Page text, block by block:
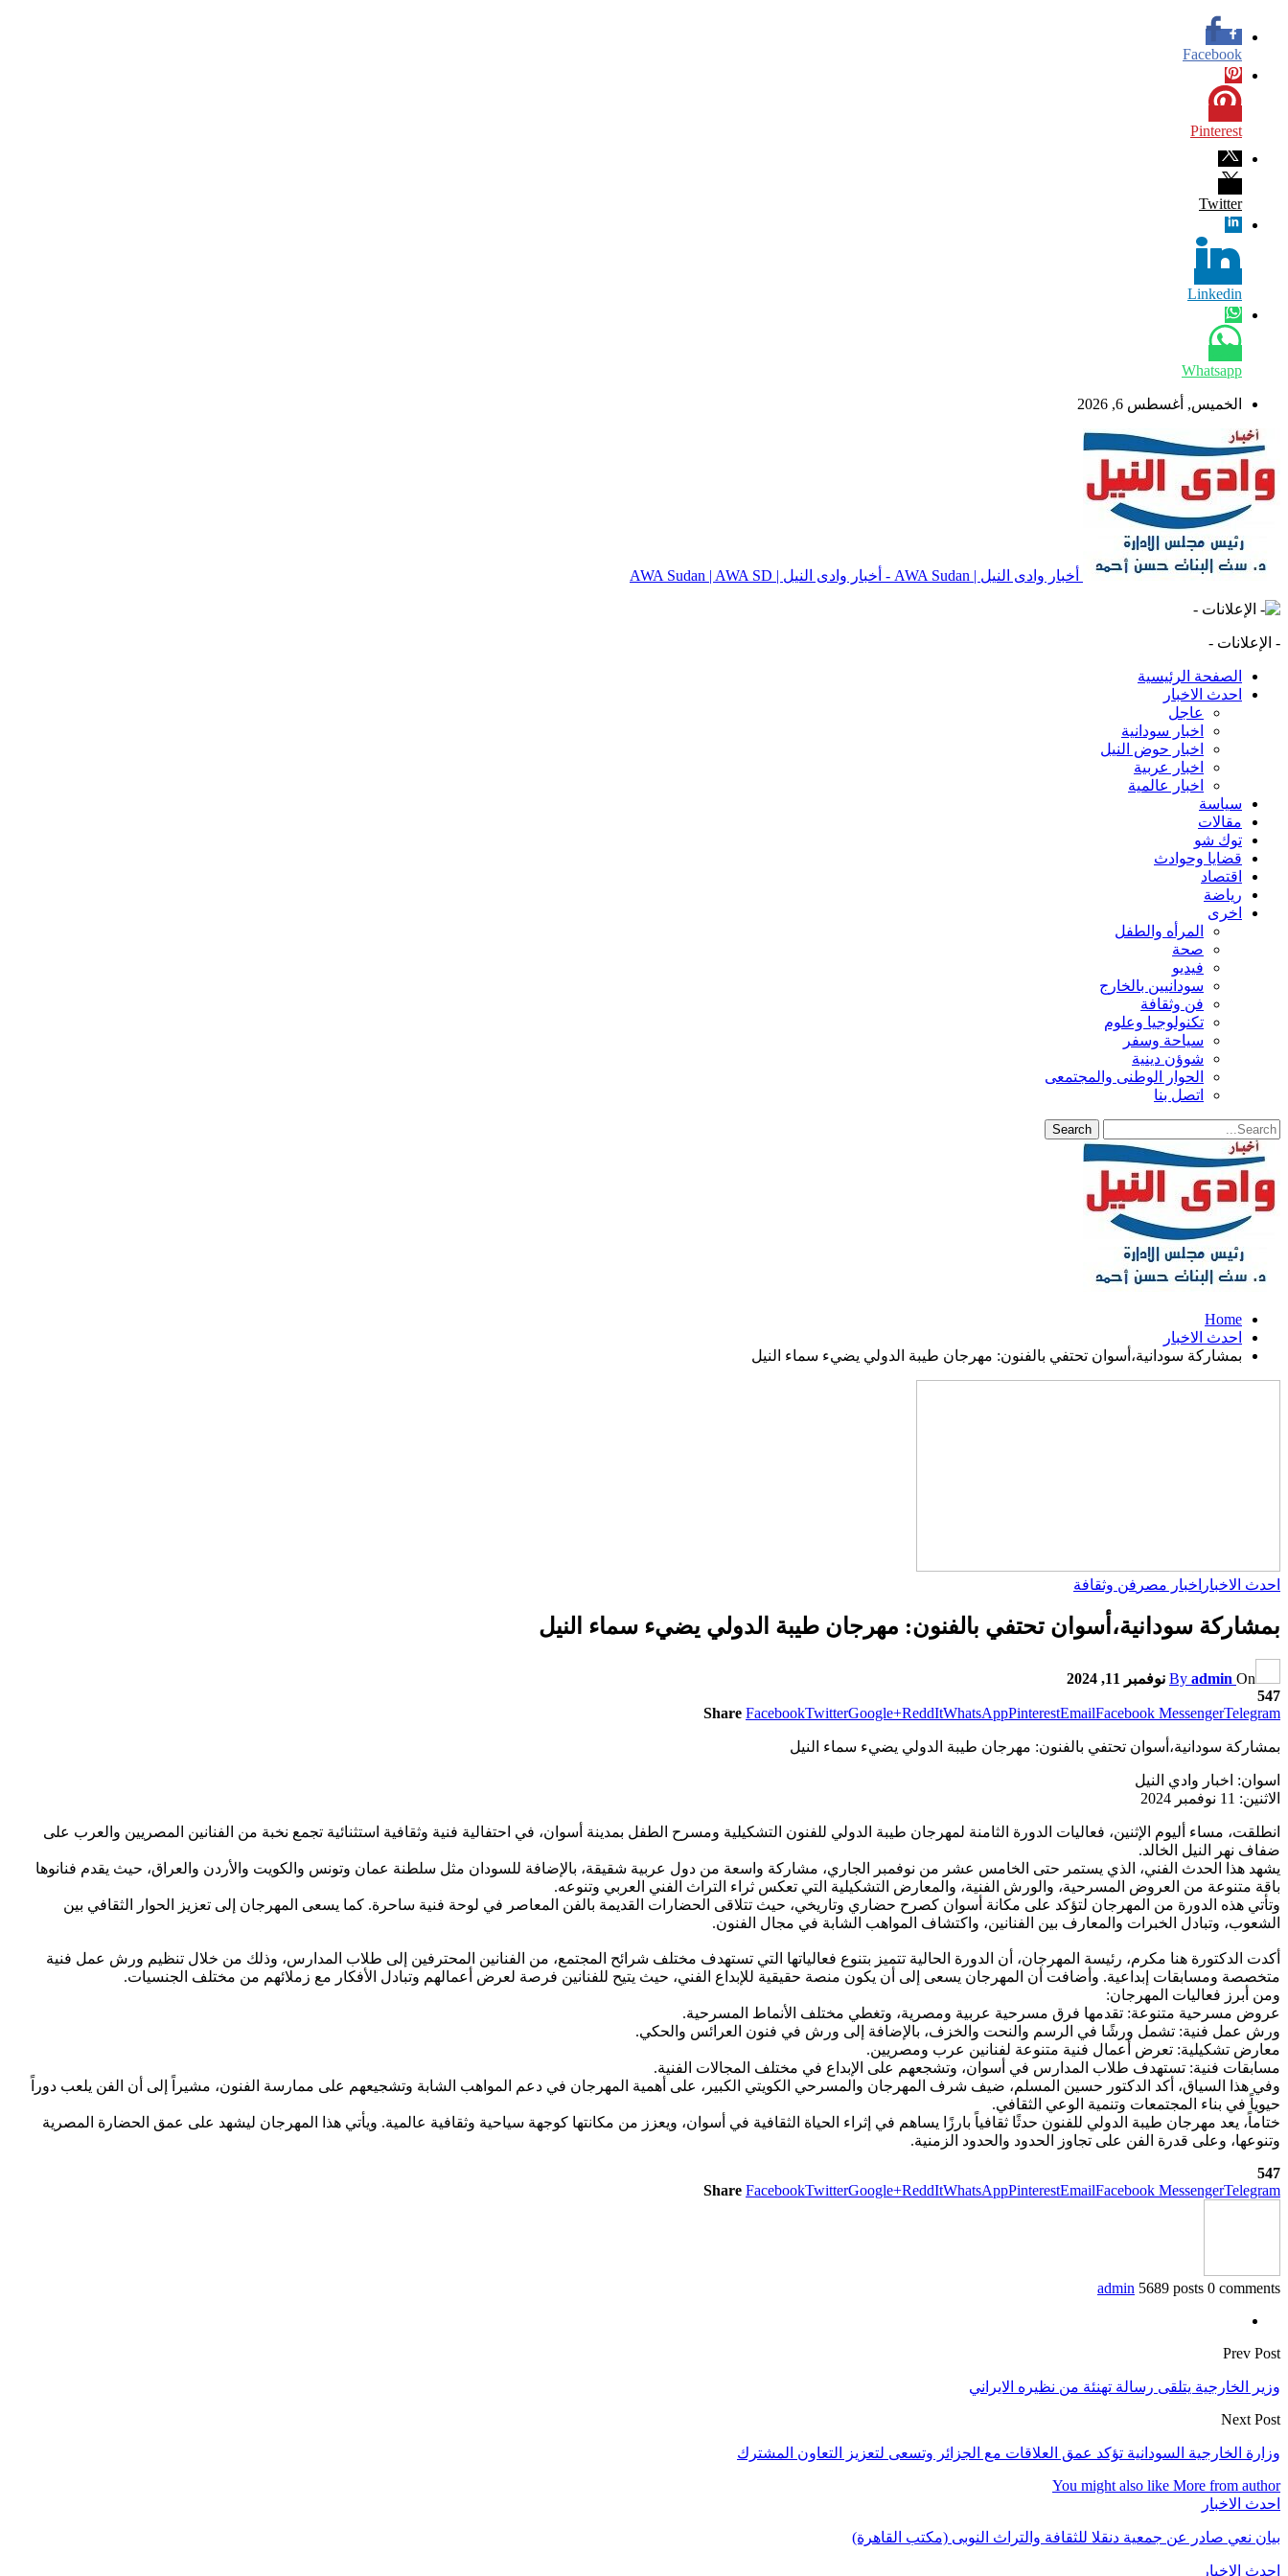
Facebook
Pinterest
Twitter
Linkedin
Whatsapp
الخميس, أغسطس 6, 2026
أخبار وادى النيل | AWA Sudan - أخبار وادى النيل | AWA Sudan | AWA SD
- الإعلانات -
الصفحة الرئيسية
احدث الاخبار
عاجل
اخبار سودانية
اخبار حوض النيل
اخبار عربية
اخبار عالمية
سياسة
مقالات
توك شو
قضايا وحوادث
اقتصاد
رياضة
اخرى
المرأه والطفل
صحة
فيديو
سودانيين بالخارج
فن وثقافة
تكنولوجيا وعلوم
سياحة وسفر
شوؤن دينية
الحوار الوطنى والمجتمعى
اتصل بنا
Home
احدث الاخبار
بمشاركة سودانية،أسوان تحتفي بالفنون: مهرجان طيبة الدولي يضيء سماء النيل
احدث الاخبار اخبار مصر فن وثقافة
بمشاركة سودانية،أسوان تحتفي بالفنون: مهرجان طيبة الدولي يضيء سماء النيل
By admin On
نوفمبر 11, 2024
547
Share FacebookTwitterGoogle+ReddItWhatsAppPinterestEmailFacebook MessengerTelegram
بمشاركة سودانية،أسوان تحتفي بالفنون: مهرجان طيبة الدولي يضيء سماء النيل
اسوان: اخبار وادي النيل
الاثنين: 11 نوفمبر 2024
انطلقت، مساء أليوم الإثنين، فعاليات الدورة الثامنة لمهرجان طيبة الدولي للفنون التشكيلية ومسرح الطفل بمدينة أسوان، في احتفالية فنية وثقافية استثنائية تجمع نخبة من الفنانين المصريين والعرب على
ضفاف نهر النيل الخالد.
يشهد هذا الحدث الفني، الذي يستمر حتى الخامس عشر من نوفمبر الجاري، مشاركة واسعة من دول عربية شقيقة، بالإضافة للسودان مثل سلطنة عمان وتونس والكويت والأردن والعراق، حيث يقدم فنانوها
باقة متنوعة من العروض المسرحية، والورش الفنية، والمعارض التشكيلية التي تعكس ثراء التراث الفني العربي وتنوعه.
وتأتي هذه الدورة من المهرجان لتؤكد على مكانة أسوان كصرح حضاري وتاريخي، حيث تتلاقى الحضارات القديمة بالفن المعاصر في لوحة فنية ساحرة. كما يسعى المهرجان إلى تعزيز الحوار الثقافي بين
الشعوب، وتبادل الخبرات والمعارف بين الفنانين، واكتشاف المواهب الشابة في مجال الفنون.
أكدت الدكتورة هنا مكرم، رئيسة المهرجان، أن الدورة الحالية تتميز بتنوع فعالياتها التي تستهدف مختلف شرائح المجتمع، من الفنانين المحترفين إلى طلاب المدارس، وذلك من خلال تنظيم ورش عمل فنية
متخصصة ومسابقات إبداعية. وأضافت أن المهرجان يسعى إلى أن يكون منصة حقيقية للإبداع الفني، حيث يتيح للفنانين فرصة لعرض أعمالهم وتبادل الأفكار مع زملائهم من مختلف الجنسيات.
ومن أبرز فعاليات المهرجان:
عروض مسرحية متنوعة: تقدمها فرق مسرحية عربية ومصرية، وتغطي مختلف الأنماط المسرحية.
ورش عمل فنية: تشمل ورشًا في الرسم والنحت والخزف، بالإضافة إلى ورش في فنون العرائس والحكي.
معارض تشكيلية: تعرض أعمال فنية متنوعة لفنانين عرب ومصريين.
مسابقات فنية: تستهدف طلاب المدارس في أسوان، وتشجعهم على الإبداع في مختلف المجالات الفنية.
وفي هذا السياق، أكد الدكتور حسين المسلم، ضيف شرف المهرجان والمسرحي الكويتي الكبير، على أهمية المهرجان في دعم المواهب الشابة وتشجيعهم على ممارسة الفنون، مشيراً إلى أن الفن يلعب دوراً
حيوياً في بناء المجتمعات وتنمية الوعي الثقافي.
ختاماً، يعد مهرجان طيبة الدولي للفنون حدثًا ثقافياً بارزًا يساهم في إثراء الحياة الثقافية في أسوان، ويعزز من مكانتها كوجهة سياحية وثقافية عالمية. ويأتي هذا المهرجان ليشهد على عمق الحضارة المصرية
وتنوعها، وعلى قدرة الفن على تجاوز الحدود والحدود الزمنية.
547
Share FacebookTwitterGoogle+ReddItWhatsAppPinterestEmailFacebook MessengerTelegram
admin 5689 posts 0 comments
Prev Post
وزير الخارجية يتلقى رسالة تهنئة من نظيره الايراني
Next Post
وزارة الخارجية السودانية تؤكد عمق العلاقات مع الجزائر وتسعى لتعزيز التعاون المشترك
You might also like More from author
احدث الاخبار
بيان نعي صادر عن جمعية دنقلا للثقافة والتراث النوبى (مكتب القاهرة)
احدث الاخبار